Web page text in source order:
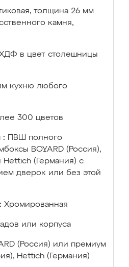
толщина 26 мм
камня,
в цвет столешницы
кухню любого
300 цветов
:
ПВШ полного
BOYARD (Россия),
Hettich (Германия) с
дверок или без этой
Хромированная
или корпуса
(Россия) или премиум
Hettich (Германия)